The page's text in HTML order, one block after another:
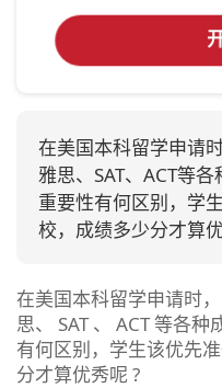
在美国本科留学申请
雅思、SAT、ACT等
重要性有何区别，学
校，成绩多少分才算
在美国本科留学申请时
思、 SAT 、 ACT 等各
有何区别，学生该优先
分才算优秀呢 ?